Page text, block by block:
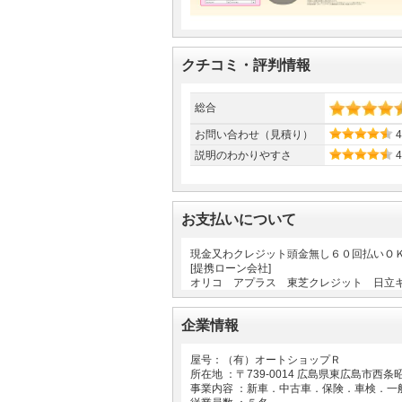
クチコミ・評判情報
総合
お問い合わせ（見積り）
説明のわかりやすさ
お支払いについて
現金又わクレジット頭金無し６０回払いＯ
[提携ローン会社]
オリコ アプラス 東芝クレジット 日立
企業情報
屋号：（有）オートショップＲ
所在地 ：〒 739-0014 広島県東広島市西条
事業内容 ：新車．中古車．保険．車検．